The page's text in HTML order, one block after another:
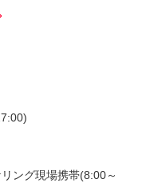
ング現場携帯(8:00～